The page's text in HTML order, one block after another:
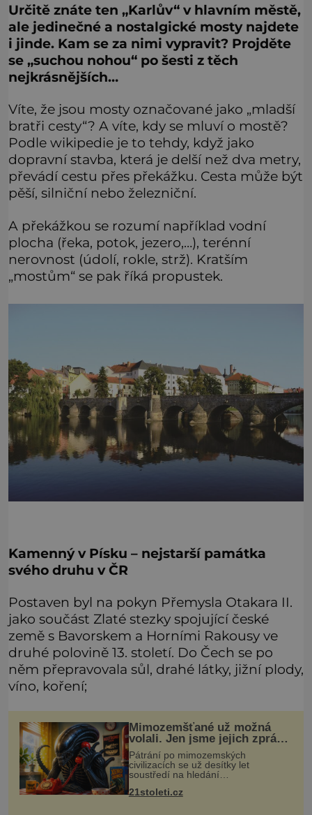
Určitě znáte ten „Karlův“ v hlavním městě,
ale jedinečné a nostalgické mosty najdete
i jinde. Kam se za nimi vypravit? Projděte
se „suchou nohou“ po šesti z těch
nejkrásnějších…
Víte, že jsou mosty označované jako „mladší
bratři cesty“? A víte, kdy se mluví o mostě?
Podle wikipedie je to tehdy, když jako
dopravní stavba, která je delší než dva metry,
převádí cestu přes překážku. Cesta může být
pěší, silniční nebo železniční.
A překážkou se rozumí například vodní
plocha (řeka, potok, jezero,…), terénní
nerovnost (údolí, rokle, strž). Kratším
„mostům“ se pak říká propustek.
Kamenný v Písku – nejstarší památka
svého druhu v ČR
Postaven byl na pokyn Přemysla Otakara II.
jako součást Zlaté stezky spojující české
země s Bavorskem a Horními Rakousy ve
druhé polovině 13. století. Do Čech se po
něm přepravovala sůl, drahé látky, jižní plody,
víno, koření;
Mimozemšťané už možná
volali. Jen jsme jejich zprávu
nedokázali rozpoznat
Pátrání po mimozemských
civilizacích se už desítky let
soustředí na hledání
které by příroda sama vytvořila jen
21stoleti.cz